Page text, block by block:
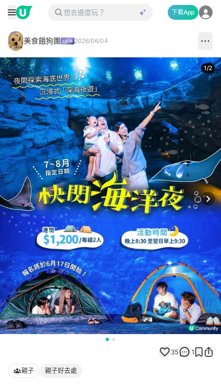
下載App
美食餓狗團 2026/06/04
1/2
35 1
親子 親子好去處